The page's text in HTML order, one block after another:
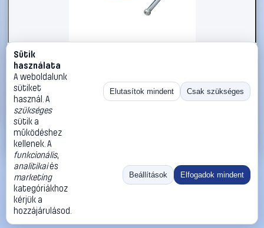
#3221821
Durlach Magnat Satu 3010000120 Pofa szélesség: 120
mm Szorítási szélesség (max.): 150 mm
Durlach
81 990 Ft
Kosárba
«
Ugrás:
Méret:
Rendezés:
©2026
ThermoScope
ÁSZF
Cégbemutató
Sütik
használata
A weboldalunk
sütiket
használ. A
szükséges
sütik a
működéshez
kellenek. A
funkcionális,
analitikaiés
marketing
kategóriákhoz
kérjük a
hozzájárulásod.
Elutasítok mindent Csak szükséges
Beállítások Elfogadok mindent